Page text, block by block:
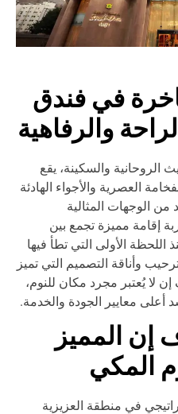
في فندق
والرفاهية
والسكينة، يقع
والأجواء الهادئة
المثالية
مميزة تجمع بين
الأولى التي تطأ فيها
التصميم التي تميز
يُعتبر مجرد مكان للنوم،
معايير الجودة والخدمة.
المميز
في منطقة العزيزية